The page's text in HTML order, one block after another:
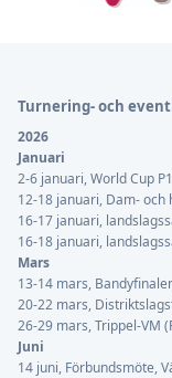
Turnering- och
2026
Januari
2-6 januari, World Cup
12-18 januari, Dam-
16-17 januari,
16-18 januari,
Mars
13-14 mars,
20-22 mars,
26-29 mars, Trippel-VM
Juni
14 juni, Förbundsmöte,